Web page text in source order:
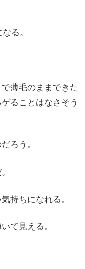
る。
薄毛のままできた
ることはなさそう
ろう。
持ちになれる。
て見える。